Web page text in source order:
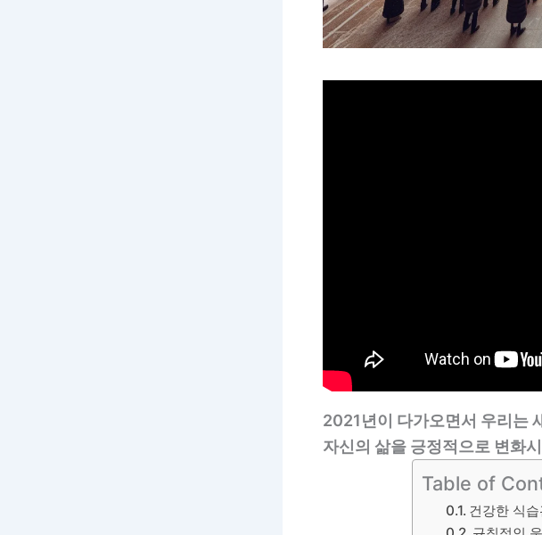
2021년이 다가오면서 우리는
자신의 삶을 긍정적으로 변화
Table of
건강한 식